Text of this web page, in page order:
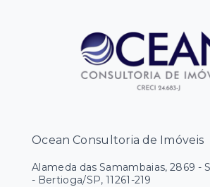
Ocean Consultoria de Imóveis
Alameda das Samambaias, 2869 -
- Bertioga/SP, 11261-219